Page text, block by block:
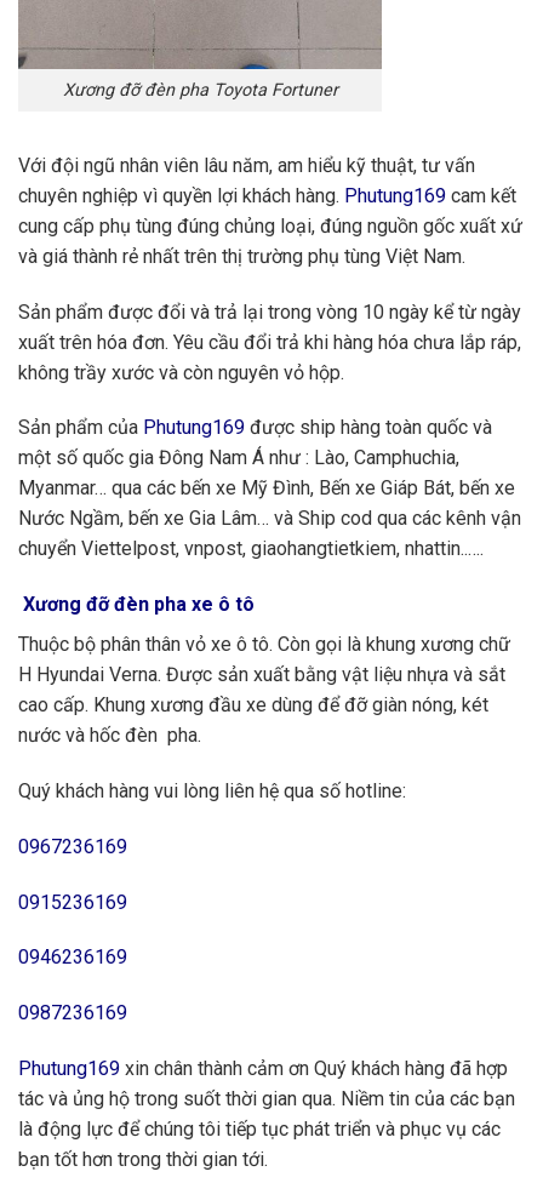
Xương đỡ đèn pha Toyota Fortuner
Với đội ngũ nhân viên lâu năm, am hiểu kỹ thuật, tư vấn
chuyên nghiệp vì quyền lợi khách hàng. Phutung169 cam kết
cung cấp phụ tùng đúng chủng loại, đúng nguồn gốc xuất xứ
và giá thành rẻ nhất trên thị trường phụ tùng Việt Nam.
Sản phẩm được đổi và trả lại trong vòng 10 ngày kể từ ngày
xuất trên hóa đơn. Yêu cầu đổi trả khi hàng hóa chưa lắp ráp,
không trầy xước và còn nguyên vỏ hộp.
Sản phẩm của Phutung169 được ship hàng toàn quốc và
một số quốc gia Đông Nam Á như : Lào, Camphuchia,
Myanmar… qua các bến xe Mỹ Đình, Bến xe Giáp Bát, bến xe
Nước Ngầm, bến xe Gia Lâm… và Ship cod qua các kênh vận
chuyển Viettelpost, vnpost, giaohangtietkiem, nhattin..….
Xương đỡ đèn pha xe ô tô
Thuộc bộ phân thân vỏ xe ô tô. Còn gọi là khung xương chữ
H Hyundai Verna. Được sản xuất bằng vật liệu nhựa và sắt
cao cấp. Khung xương đầu xe dùng để đỡ giàn nóng, két
nước và hốc đèn pha.
Quý khách hàng vui lòng liên hệ qua số hotline:
0967236169
0915236169
0946236169
0987236169
Phutung169 xin chân thành cảm ơn Quý khách hàng đã hợp
tác và ủng hộ trong suốt thời gian qua. Niềm tin của các bạn
là động lực để chúng tôi tiếp tục phát triển và phục vụ các
bạn tốt hơn trong thời gian tới.